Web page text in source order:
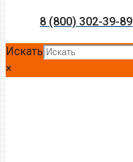
8 (800) 302-39-89
Искать
×